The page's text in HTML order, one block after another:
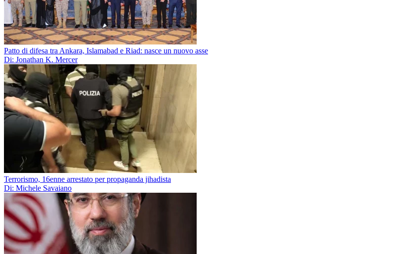
Patto di difesa tra Ankara, Islamabad e Riad: nasce un nuovo asse
Di: Jonathan K. Mercer
Terrorismo, 16enne arrestato per propaganda jihadista
Di: Michele Savaiano